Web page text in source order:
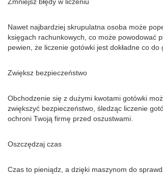
Nawet najbardziej skrupulatna osoba może
księgach rachunkowych, co może powodować
pewien, że liczenie gotówki jest dokładne co do
Zwiększ bezpieczeństwo
Obchodzenie się z dużymi kwotami gotówki
zwiększyć bezpieczeństwo, śledząc liczenie
ochroni Twoją firmę przed oszustwami.
Oszczędzaj czas
Czas to pieniądz, a dzięki maszynom do